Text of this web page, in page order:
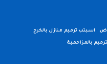
اسبتب ترميم منازل بالخرج
بالمزاحمية